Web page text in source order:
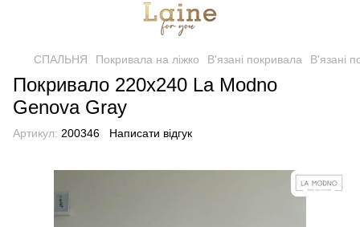
СПАЛЬНЯ Покривала на ліжко В'язані покривала В'язані
Покривало 220x240 La Modno
Genova Gray
Артикул: 200346 Написати відгук